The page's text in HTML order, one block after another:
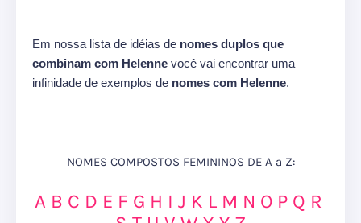
Em nossa lista de idéias de nomes duplos que
combinam com Helenne você vai encontrar uma
infinidade de exemplos de nomes com Helenne.
NOMES COMPOSTOS FEMININOS DE A a Z:
A B C D E F G H I J K L M N O P Q R